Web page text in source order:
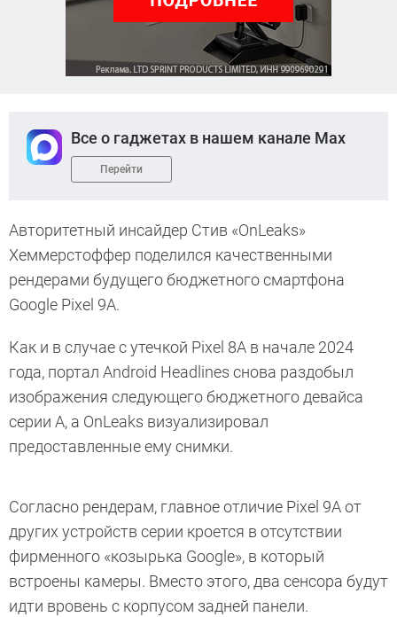
Все о гаджетах в нашем канале Max
Перейти
Авторитетный инсайдер Стив «OnLeaks»
Хеммерстоффер поделился качественными
рендерами будущего бюджетного смартфона
Google Pixel 9A.
Как и в случае с утечкой Pixel 8A в начале 2024
года, портал Android Headlines снова раздобыл
изображения следующего бюджетного девайса
серии A, а OnLeaks визуализировал
предоставленные ему снимки.
Согласно рендерам, главное отличие Pixel 9A от
других устройств серии кроется в отсутствии
фирменного «козырька Google», в который
встроены камеры. Вместо этого, два сенсора будут
идти вровень с корпусом задней панели.